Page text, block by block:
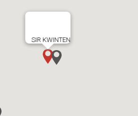
SIR KWINTEN